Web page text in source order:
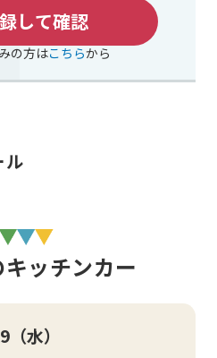
して確認
の方はこちらから
ル
ッチンカー
（水）